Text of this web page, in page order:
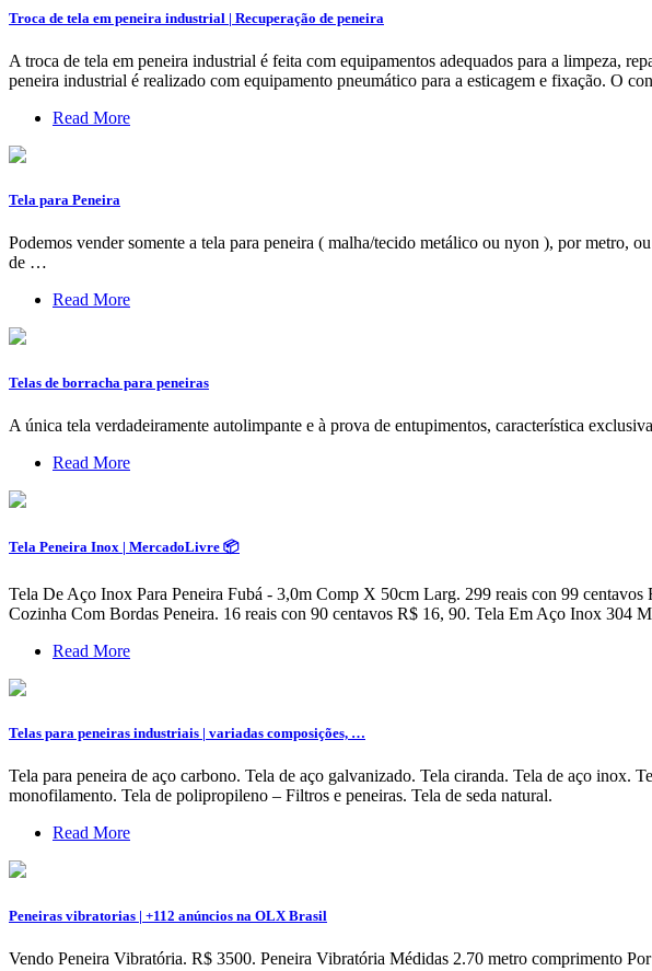
Troca de tela em peneira industrial | Recuperação de peneira
A troca de tela em peneira industrial é feita com equipamentos adequados para a limpeza,
peneira industrial é realizado com equipamento pneumático para a esticagem e fixação. O
Read More
Tela para Peneira
Podemos vender somente a tela para peneira ( malha/tecido metálico ou nyon ), por metro,
de …
Read More
Telas de borracha para peneiras
A única tela verdadeiramente autolimpante e à prova de entupimentos, característica
Read More
Tela Peneira Inox | MercadoLivre 📦
Tela De Aço Inox Para Peneira Fubá - 3,0m Comp X 50cm Larg. 299 reais con 99
Cozinha Com Bordas Peneira. 16 reais con 90 centavos R$ 16, 90. Tela Em Aço Inox 304
Read More
Telas para peneiras industriais | variadas composições, …
Tela para peneira de aço carbono. Tela de aço galvanizado. Tela ciranda. Tela de aço
monofilamento. Tela de polipropileno – Filtros e peneiras. Tela de seda natural.
Read More
Peneiras vibratorias | +112 anúncios na OLX Brasil
Vendo Peneira Vibratória. R$ 3500. Peneira Vibratória Médidas 2.70 metro comprimento